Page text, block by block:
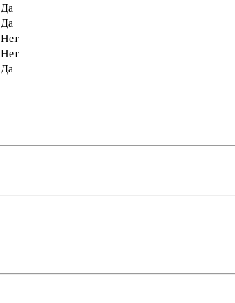
Да
Да
Нет
Нет
Да